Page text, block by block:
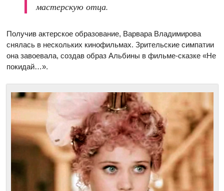
мастерскую отца.
Получив актерское образование, Варвара Владимирова
снялась в нескольких кинофильмах. Зрительские симпатии
она завоевала, создав образ Альбины в фильме-сказке «Не
покидай…».